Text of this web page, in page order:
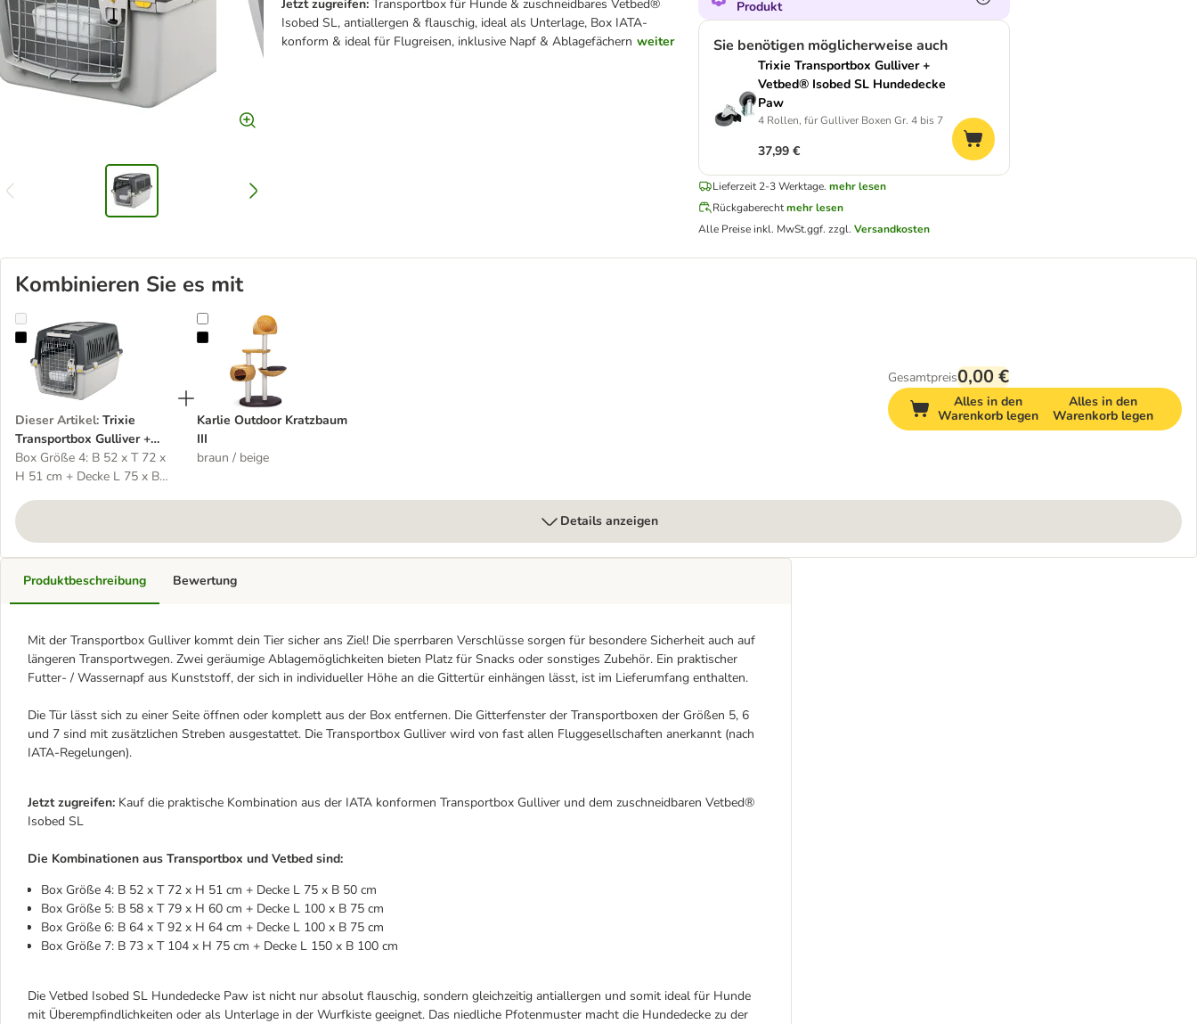
Jetzt zugreifen:Transportbox für Hunde & zuschneidbares Vetbed®
Isobed SL, antiallergen & flauschig, ideal als Unterlage, Box IATA-
konform & ideal für Flugreisen, inklusive Napf & Ablagefächern weiter
Produkt
Sie benötigen möglicherweise auch
Trixie Transportbox Gulliver +
Vetbed® Isobed SL Hundedecke
Paw
4 Rollen, für Gulliver Boxen Gr. 4 bis 7
37,99 €
Lieferzeit 2-3 Werktage. mehr lesen
Rückgaberecht mehr lesen
Alle Preise inkl. MwSt.ggf. zzgl. Versandkosten
Kombinieren Sie es mit
Trixie Transportbox Gulliver + Vetbed® Isobed SL Hundedecke Paw
Dieser Artikel: Trixie
Transportbox Gulliver +
Vetbed® Isobed SL
Hundedecke Paw
Box Größe 4: B 52 x T 72 x
H 51 cm + Decke L 75 x B
Karlie Outdoor Kratzbaum III
Karlie Outdoor Kratzbaum
III
braun / beige
Gesamtpreis0,00 €
Alles in den
Warenkorb legen
Alles in den
Warenkorb legen
Details anzeigen
Produktbeschreibung
Mit der Transportbox Gulliver kommt dein Tier sicher ans Ziel! Die sperrbaren Verschlüsse sorgen für besondere Sicherheit auch auf
längeren Transportwegen. Zwei geräumige Ablagemöglichkeiten bieten Platz für Snacks oder sonstiges Zubehör. Ein praktischer
Futter- / Wassernapf aus Kunststoff, der sich in individueller Höhe an die Gittertür einhängen lässt, ist im Lieferumfang enthalten.
Die Tür lässt sich zu einer Seite öffnen oder komplett aus der Box entfernen. Die Gitterfenster der Transportboxen der Größen 5, 6
und 7 sind mit zusätzlichen Streben ausgestattet. Die Transportbox Gulliver wird von fast allen Fluggesellschaften anerkannt (nach
IATA-Regelungen).
Jetzt zugreifen: Kauf die praktische Kombination aus der IATA konformen Transportbox Gulliver und dem zuschneidbaren Vetbed®
Isobed SL
Die Kombinationen aus Transportbox und Vetbed sind:
Box Größe 4: B 52 x T 72 x H 51 cm + Decke L 75 x B 50 cm
Box Größe 5: B 58 x T 79 x H 60 cm + Decke L 100 x B 75 cm
Box Größe 6: B 64 x T 92 x H 64 cm + Decke L 100 x B 75 cm
Box Größe 7: B 73 x T 104 x H 75 cm + Decke L 150 x B 100 cm
Die Vetbed Isobed SL Hundedecke Paw ist nicht nur absolut flauschig, sondern gleichzeitig antiallergen und somit ideal für Hunde
mit Überempfindlichkeiten oder als Unterlage in der Wurfkiste geeignet. Das niedliche Pfotenmuster macht die Hundedecke zu der
Bewertung